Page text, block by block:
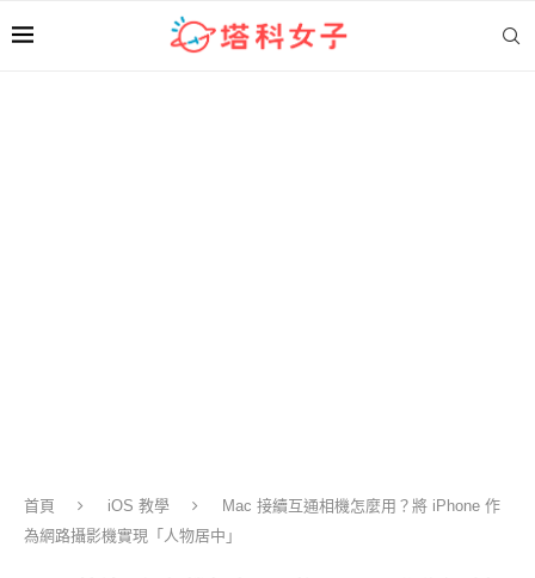
首頁 iOS 教學
Mac 接續互通相機怎麼用？將 iPhone 作
為網路攝影機實現「人物居中」